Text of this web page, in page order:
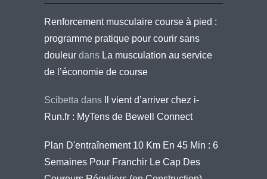
Renforcement musculaire course à pied :
programme pratique pour courir sans
douleur dans La musculation au service
de l’économie de course
Scibetta dans
Il vient d’arriver chez i-
Run.fr : MyTens de Bewell Connect
Plan D'entraînement 10 Km En 45 Min : 6
Semaines Pour Franchir Le Cap Des